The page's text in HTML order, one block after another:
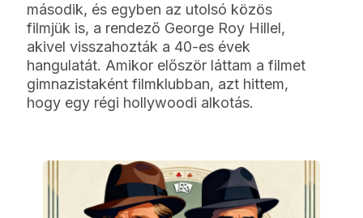
második, és egyben az utolsó közös
filmjük is, a rendező George Roy Hillel,
akivel visszahozták a 40-es évek
hangulatát. Amikor először láttam a filmet
gimnazistaként filmklubban, azt hittem,
hogy egy régi hollywoodi alkotás.